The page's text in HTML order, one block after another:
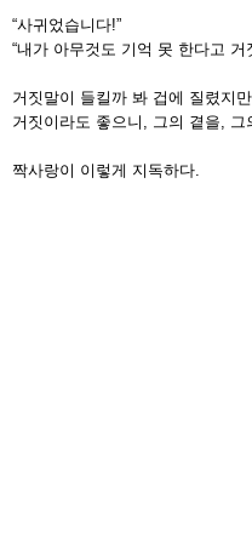
“사귀었습니다!”
“내가 아무것도 기억 못 한다고 거
거짓말이 들킬까 봐 겁에 질렸지
거짓이라도 좋으니, 그의 곁을, 그
짝사랑이 이렇게 지독하다.